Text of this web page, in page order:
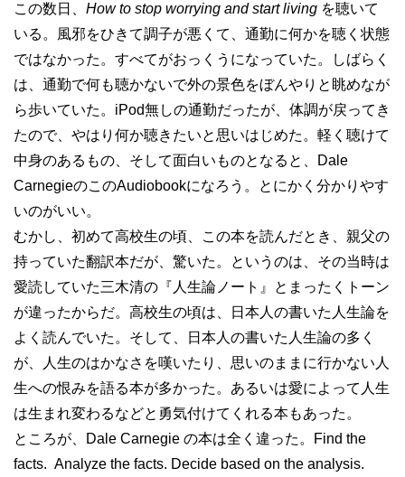
この数日、 How to stop worrying and start living を聴いて
いる。風邪をひきて調子が悪くて、通勤に何かを聴く状態
ではなかった。すべてがおっくうになっていた。しばらく
は、通勤で何も聴かないで外の景色をぼんやりと眺めなが
ら歩いていた。iPod無しの通勤だったが、体調が戻ってき
たので、やはり何か聴きたいと思いはじめた。軽く聴けて
中身のあるもの、そして面白いものとなると、Dale
CarnegieのこのAudiobookになろう。とにかく分かりやす
いのがいい。
むかし、初めて高校生の頃、この本を読んだとき、親父の
持っていた翻訳本だが、驚いた。というのは、その当時は
愛読していた三木清の『人生論ノート』とまったくトーン
が違ったからだ。高校生の頃は、日本人の書いた人生論を
よく読んでいた。そして、日本人の書いた人生論の多く
が、人生のはかなさを嘆いたり、思いのままに行かない人
生への恨みを語る本が多かった。あるいは愛によって人生
は生まれ変わるなどと勇気付けてくれる本もあった。
ところが、Dale Carnegie の本は全く違った。Find the
facts. Analyze the facts. Decide based on the analysis.